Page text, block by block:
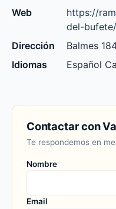
Web
https://
del-
Dirección
Balmes
Idiomas
Español
Contactar con
Te respondemos en
Nombre
Email